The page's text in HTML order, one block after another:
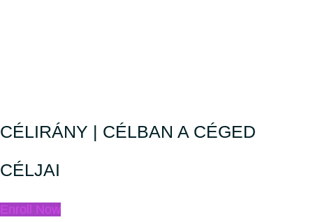
CÉLIRÁNY | CÉLBAN A CÉGED
CÉLJAI
Enroll Now